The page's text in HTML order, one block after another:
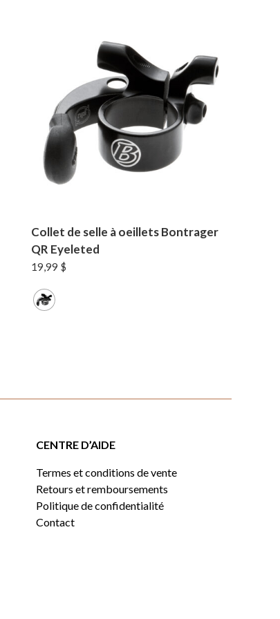
Collet de selle à oeillets Bontrager
QR Eyeleted
19,99 $
CENTRE D’AIDE
Termes et conditions de vente
Retours et remboursements
Politique de confidentialité
Contact